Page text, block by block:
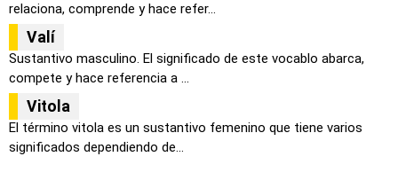
relaciona, comprende y hace refer...
Valí
Sustantivo masculino. El significado de este vocablo abarca,
compete y hace referencia a ...
Vitola
El término vitola es un sustantivo femenino que tiene varios
significados dependiendo de...